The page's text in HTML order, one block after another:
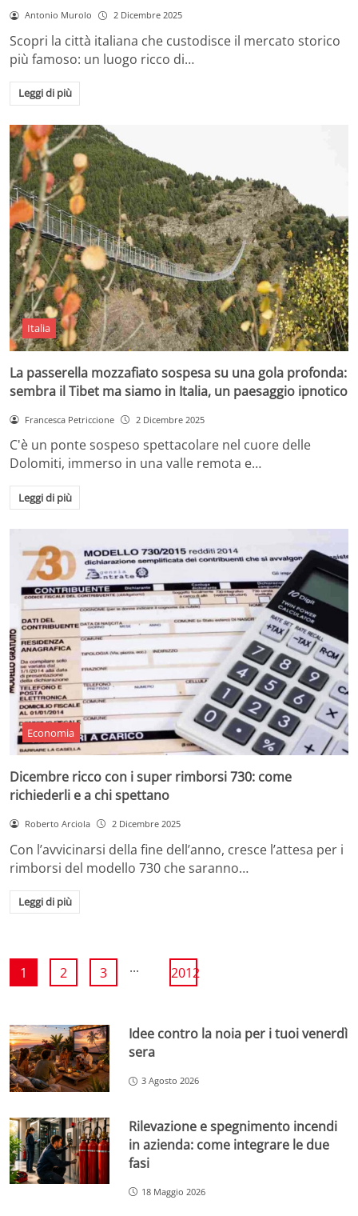
Antonio Murolo 2 Dicembre 2025
Scopri la città italiana che custodisce il mercato storico
più famoso: un luogo ricco di…
Leggi di più
Italia
La passerella mozzafiato sospesa su una gola profonda:
sembra il Tibet ma siamo in Italia, un paesaggio ipnotico
Francesca Petriccione 2 Dicembre 2025
C'è un ponte sospeso spettacolare nel cuore delle
Dolomiti, immerso in una valle remota e…
Leggi di più
Economia
Dicembre ricco con i super rimborsi 730: come
richiederli e a chi spettano
Roberto Arciola 2 Dicembre 2025
Con l’avvicinarsi della fine dell’anno, cresce l’attesa per i
rimborsi del modello 730 che saranno…
Leggi di più
1 2 3 ... 2012
Idee contro la noia per i tuoi venerdì
sera
3 Agosto 2026
Rilevazione e spegnimento incendi
in azienda: come integrare le due
fasi
18 Maggio 2026